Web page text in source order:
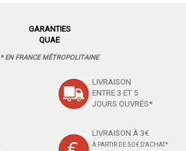
GARANTIES
QUAE
* EN FRANCE MÉTROPOLITAINE
LIVRAISON
ENTRE 3 ET 5
JOURS OUVRÉS*
LIVRAISON À 3€
À PARTIR DE 50 € D'ACHAT*